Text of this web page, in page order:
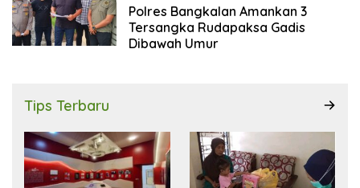
Juli 21, 2026
Polres Bangkalan Amankan 3
Tersangka Rudapaksa Gadis
Dibawah Umur
Tips Terbaru